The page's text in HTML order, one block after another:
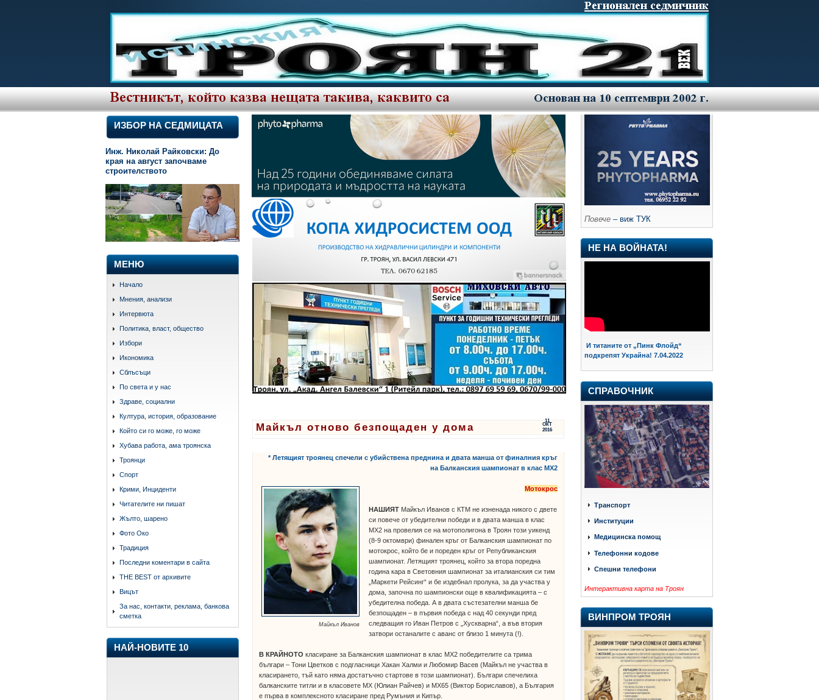
ИЗБОР НА СЕДМИЦАТА
Инж. Николай Райковски: До
края на август започваме
строителството
МЕНЮ
Начало
Мнения, анализи
Интервюта
Политика, власт, общество
Избори
Икономика
Сблъсъци
По света и у нас
Здраве, социални
Култура, история, образование
Който си го може, го може
Хубава работа, ама троянска
Троянци
Спорт
Крими, Инциденти
Читателите ни пишат
Жълто, шарено
Фото Око
Традиция
Последни коментари в сайта
THE BEST от архивите
Вицът
За нас, контакти, реклама, банкова
сметка
НАЙ-НОВИТЕ 10
11
ОКТ
2016
Майкъл отново безпощаден у дома
* Летящият троянец спечели с убийствена преднина и двата манша от финалния кръг
на Балканския шампионат в клас МХ2
Майкъл Иванов
Мотокрос
НАШИЯТ Майкъл Иванов с КТМ не изненада никого с двете
си повече от убедителни победи и в двата манша в клас
МХ2 на провелия се на мотополигона в Троян този уикенд
(8-9 октомври) финален кръг от Балканския шампионат по
мотокрос, който бе и пореден кръг от Републиканския
шампионат. Летящият троянец, който за втора поредна
година кара в Световния шампионат за италианския си тим
„Маркети Рейсинг“ и бе издебнал пролука, за да участва у
дома, започна по шампионски още в квалификацията – с
убедителна победа. А в двата състезателни манша бе
безпощаден – в първия победа с над 40 секунди пред
следващия го Иван Петров с „Хускварна“, а във втория
затвори останалите с аванс от близо 1 минута (!).
В КРАЙНОТО класиране за Балканския шампионат в клас МХ2 победителите са трима
българи – Тони Цветков с подгласници Хакан Халми и Любомир Васев (Майкъл не участва в
класирането, тъй като няма достатъчно стартове в този шампионат). Българи спечелиха
балканските титли и в класовете МХ (Юлиан Райчев) и МХ65 (Виктор Бориславов), а България
е първа в комплексното класиране пред Румъния и Кипър.
Повече – виж ТУК
НЕ НА ВОЙНАТА!
И титаните от „Пинк Флойд“
подкрепят Украйна! 7.04.2022
СПРАВОЧНИК
Транспорт
Институции
Медицинска помощ
Телефонни кодове
Спешни телефони
Интерактивна карта на Троян
ВИНПРОМ ТРОЯН